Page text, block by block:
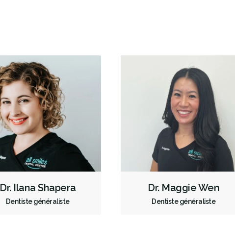
Dépistage du cancer de la bouche
Diagnostic des troubles de l'ATM
Scanner intraoral
Radiographies numériques
Radiographies panoramiques
CEREC
Urgence durant les heures de clinique
Traitement de canal
Greffe osseuse
Implants dentaires
Extractions de dents et de dents de sagesse
Frénectomies
Élévations sinusales
Appareil orthodontique
Examens buccaux
Nettoyages dentaires
Ponts
Dr. Ilana Shapera
Dentiste généraliste
Dr. Maggie Wen
Dentiste généraliste